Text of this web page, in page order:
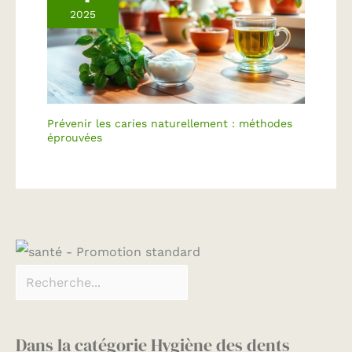
2025
Prévenir les caries naturellement : méthodes
éprouvées
Dans la catégorie Hygiène des dents